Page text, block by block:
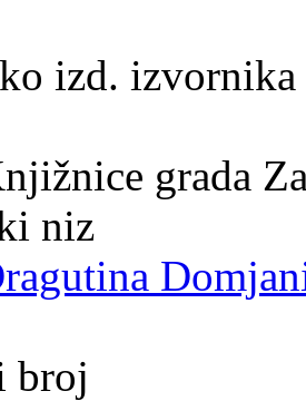
izd. izvornika
grada
niz
broj